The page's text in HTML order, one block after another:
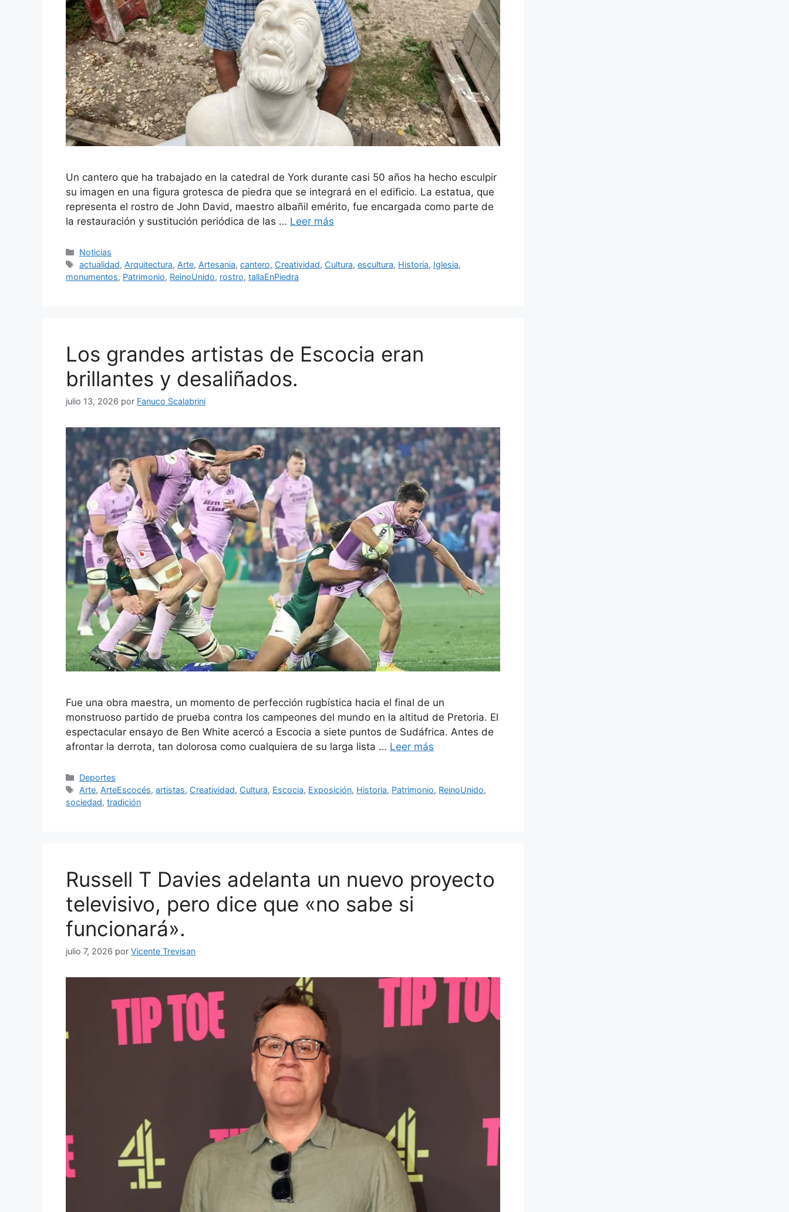
Un cantero que ha trabajado en la catedral de York durante casi 50 años ha hecho esculpir
su imagen en una figura grotesca de piedra que se integrará en el edificio. La estatua, que
representa el rostro de John David, maestro albañil emérito, fue encargada como parte de
la restauración y sustitución periódica de las … Leer más
Categorías
Noticias
Etiquetas
actualidad, Arquitectura, Arte, Artesania,cantero, Creatividad, Cultura,escultura, Historia, Iglesia,
monumentos, Patrimonio, ReinoUnido, rostro, tallaEnPiedra
Los grandes artistas de Escocia eran
brillantes y desaliñados.
julio 13, 2026 por Fanuco Scalabrini
Fue una obra maestra, un momento de perfección rugbística hacia el final de un
monstruoso partido de prueba contra los campeones del mundo en la altitud de Pretoria. El
espectacular ensayo de Ben White acercó a Escocia a siete puntos de Sudáfrica. Antes de
afrontar la derrota, tan dolorosa como cualquiera de su larga lista … Leer más
Categorías
Deportes
Etiquetas
Arte, ArteEscocés,artistas, Creatividad, Cultura, Escocia, Exposición, Historia, Patrimonio, ReinoUnido,
sociedad, tradición
Russell T Davies adelanta un nuevo proyecto
televisivo, pero dice que «no sabe si
funcionará».
julio 7, 2026 por Vicente Trevisan